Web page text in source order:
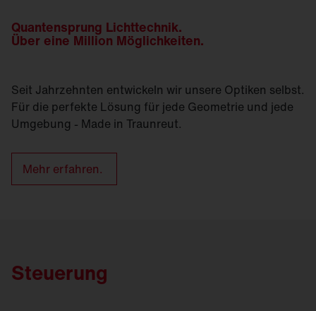
Quantensprung Lichttechnik.
Über eine Million Möglichkeiten.
Seit Jahrzehnten entwickeln wir unsere Optiken selbst.
Für die perfekte Lösung für jede Geometrie und jede
Umgebung - Made in Traunreut.
Mehr erfahren.
Steuerung